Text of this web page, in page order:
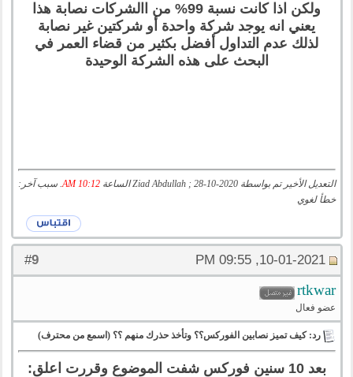
ولكن اذا كانت نسبة 99% من االشركات نصابة هذا
يعني انه يوجد شركة واحدة أو شركتين غير نصابة
لذلك عدم التداول أفضل بكثير من قضاء العمر في
البحث على هذه الشركة الوحيدة
التعديل الأخير تم بواسطة Ziad Abdullah ; 28-10-2020 الساعة 10:12 AM
. سبب آخر:
خطأ لغوي
#
9 10-01-2021, 09:55 PM
rtkwar
عضو فعال
رد: كيف تميز نصابين الفوركس؟؟ وتأخذ حذرك منهم ؟؟ (اسمع من محترف)
بعد 10 سنين فوركس شفت الموضوع وقررت اعلق: